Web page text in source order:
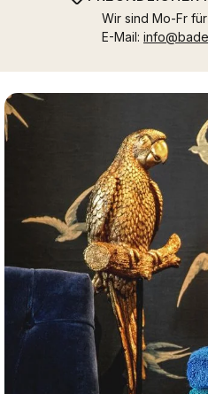
Wir sind Mo-Fr
E-Mail: